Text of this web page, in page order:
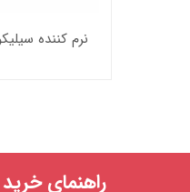
نرم کننده
راهنمای